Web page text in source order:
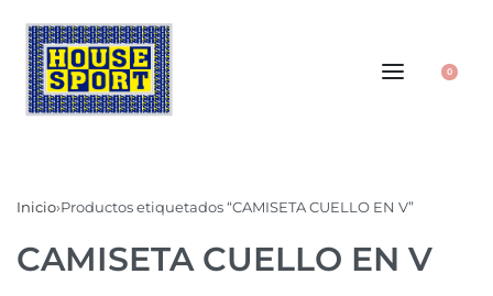
0
Inicio›Productos etiquetados “CAMISETA CUELLO EN V”
CAMISETA CUELLO EN V